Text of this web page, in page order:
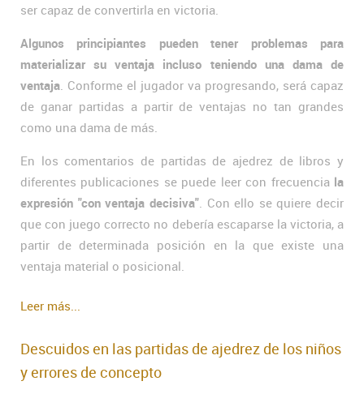
ser capaz de convertirla en victoria.
Algunos principiantes pueden tener problemas para
materializar su ventaja incluso teniendo una dama de
ventaja. Conforme el jugador va progresando, será capaz
de ganar partidas a partir de ventajas no tan grandes
como una dama de más.
En los comentarios de partidas de ajedrez de libros y
diferentes publicaciones se puede leer con frecuenciala
expresión "con ventaja decisiva". Con ello se quiere decir
que con juego correcto no debería escaparse la victoria, a
partir de determinada posición en la que existe una
ventaja material o posicional.
Leer más...
Descuidos en las partidas de ajedrez de los niños
y errores de concepto